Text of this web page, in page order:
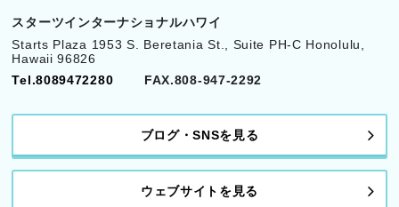
スターツインターナショナルハワイ
Starts Plaza 1953 S. Beretania St., Suite PH-C Honolulu,
Hawaii 96826
Tel.8089472280
FAX.808-947-2292
ブログ・SNSを見る
ウェブサイトを見る